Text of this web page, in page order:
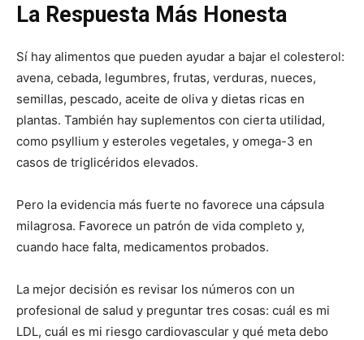
La Respuesta Más Honesta
Sí hay alimentos que pueden ayudar a bajar el colesterol:
avena, cebada, legumbres, frutas, verduras, nueces,
semillas, pescado, aceite de oliva y dietas ricas en
plantas. También hay suplementos con cierta utilidad,
como psyllium y esteroles vegetales, y omega-3 en
casos de triglicéridos elevados.
Pero la evidencia más fuerte no favorece una cápsula
milagrosa. Favorece un patrón de vida completo y,
cuando hace falta, medicamentos probados.
La mejor decisión es revisar los números con un
profesional de salud y preguntar tres cosas: cuál es mi
LDL, cuál es mi riesgo cardiovascular y qué meta debo